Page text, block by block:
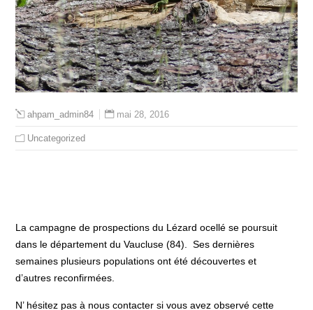
ahpam_admin84 mai 28, 2016
Uncategorized
La campagne de prospections du Lézard ocellé se poursuit
dans le département du Vaucluse (84). Ses dernières
semaines plusieurs populations ont été découvertes et
d’autres reconfirmées.
N’ hésitez pas à nous contacter si vous avez observé cette